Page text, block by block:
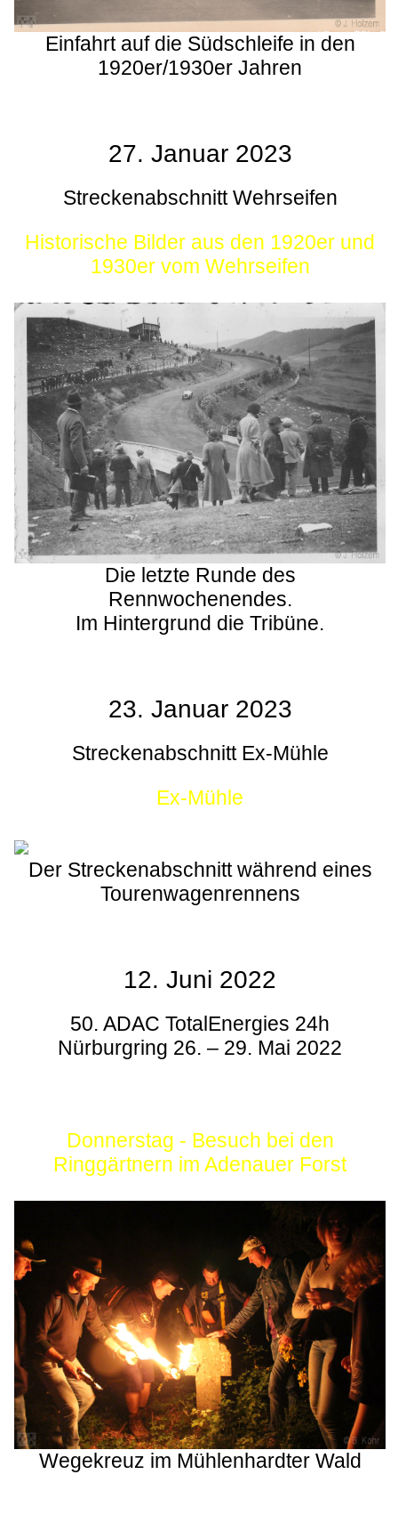
Einfahrt auf die Südschleife in den
1920er/1930er Jahren
27. Januar 2023
Streckenabschnitt Wehrseifen
Historische Bilder aus den 1920er und
1930er vom Wehrseifen
Die letzte Runde des
Rennwochenendes.
Im Hintergrund die Tribüne.
23. Januar 2023
Streckenabschnitt Ex-Mühle
Ex-Mühle
Der Streckenabschnitt während eines
Tourenwagenrennens
12. Juni 2022
50. ADAC TotalEnergies 24h
Nürburgring 26. – 29. Mai 2022
Donnerstag - Besuch bei den
Ringgärtnern im Adenauer Forst
Wegekreuz im Mühlenhardter Wald